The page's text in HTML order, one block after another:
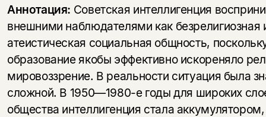
Аннотация: Советская интеллигенция
внешними наблюдателями как безрелигиозная
атеистическая социальная общность,
образование якобы эффективно искореняло
мировоззрение. В реальности ситуация была
сложной. В 1950—1980-е годы для широких
общества интеллигенция стала аккумулятором,